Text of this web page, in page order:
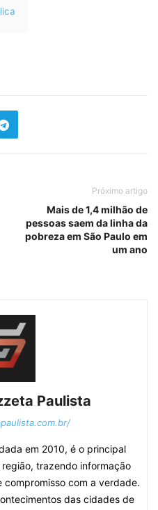
Próximo artigo
Mais de 1,4 milhão de
pessoas saem da linha da
pobreza em São Paulo em
um ano
Paulista
em 2010, é o principal
trazendo informação
com a verdade.
das cidades de